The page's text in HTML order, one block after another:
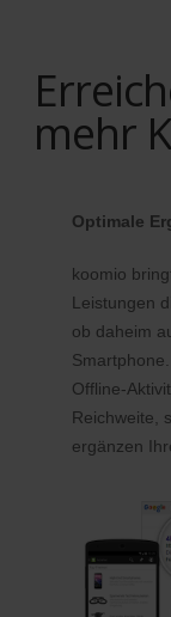
mehr
Optimale
koomio
Leistungen
ob daheim
Offline-
Reichweite,
ergänzen